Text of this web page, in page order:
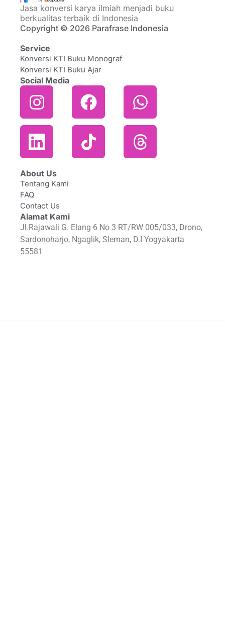
Jasa konversi karya ilmiah menjadi buku
berkualitas terbaik di Indonesia
Copyright © 2026 Parafrase Indonesia
Service
Konversi KTI Buku Monograf
Konversi KTI Buku Ajar
Social Media
About Us
Tentang Kami
FAQ
Contact Us
Alamat Kami
Jl.Rajawali G. Elang 6 No 3 RT/RW 005/033, Drono,
Sardonoharjo, Ngaglik, Sleman, D.I Yogyakarta
55581